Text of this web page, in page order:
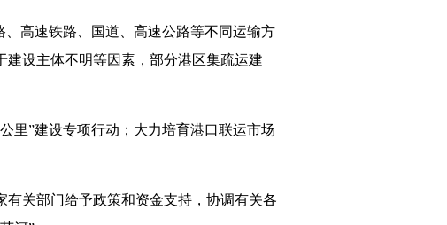
高速铁路、国道、高速公路等不同运输方
设主体不明等因素，部分港区集疏运建
里”建设专项行动；大力培育港口联运市场
关部门给予政策和资金支持，协调有关各